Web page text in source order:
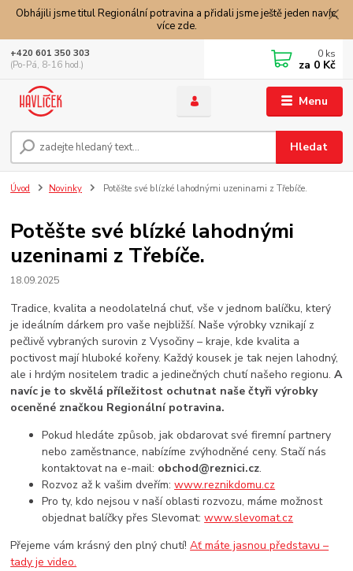
Obhájili jsme titul Regionální potravina a přidali jsme ještě jeden navíc,
více zde.
Menu
Hledat
+420 601 350 303
(Po-Pá, 8-16 hod.)
0 ks
za 0 Kč
Úvod Novinky Potěšte své blízké lahodnými uzeninami z Třebíče.
Potěšte své blízké lahodnými
uzeninami z Třebíče.
18.09.2025
Tradice, kvalita a neodolatelná chuť, vše v jednom balíčku, který
je ideálním dárkem pro vaše nejbližší. Naše výrobky vznikají z
pečlivě vybraných surovin z Vysočiny – kraje, kde kvalita a
poctivost mají hluboké kořeny. Každý kousek je tak nejen lahodný,
ale i hrdým nositelem tradic a jedinečných chutí našeho regionu.A
navíc je to skvělá příležitost ochutnat naše čtyři výrobky
oceněné značkou Regionální potravina.
Pokud hledáte způsob, jak obdarovat své firemní partnery
nebo zaměstnance, nabízíme zvýhodněné ceny. Stačí nás
kontaktovat na e-mail: obchod@reznici.cz.
Rozvoz až k vašim dveřím:www.reznikdomu.cz
Pro ty, kdo nejsou v naší oblasti rozvozu, máme možnost
objednat balíčky přes Slevomat:www.slevomat.cz
Přejeme vám krásný den plný chutí!Ať máte jasnou představu –
tady je video.